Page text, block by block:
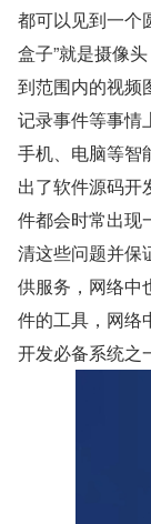
都可以见到一个
盒子”就是摄像
到范围内的视频
记录事件等事情
手机、电脑等智
出了软件源码开
件都会时常出现
清这些问题并保
供服务，网络中
件的工具，网络
开发必备系统之